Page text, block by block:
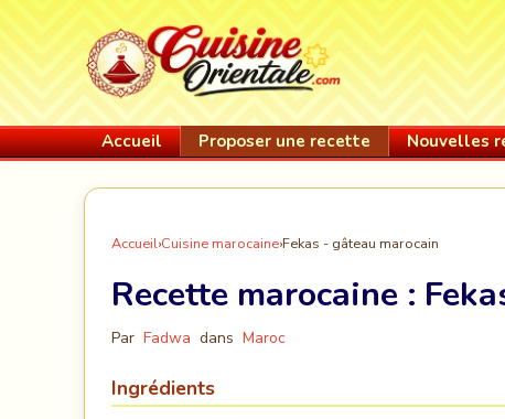
Accueil Proposer une recette Nouvelles
Accueil›Cuisine marocaine›Fekas - gâteau marocain
Recette marocaine :
Par Fadwa dans Maroc
Ingrédients